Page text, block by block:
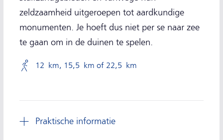
zeldzaamheid uitgeroepen tot aardkundige
monumenten. Je hoeft dus niet per se naar zee
te gaan om in de duinen te spelen.
12 km, 15,5 km of 22,5 km
Praktische informatie